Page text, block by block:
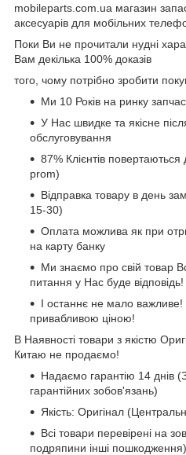
mobileparts.com.ua магазин
аксесуарів для мобільних
Поки Ви не прочитали нудні
Вам декілька 100% доказів
того, чому потрібно зробити
Ми 10 Років на ринку
У Нас швидке та якісне
обслуговування
87% Клієнтів
prom)
Відправка товару в день
15-30)
Оплата можлива як при
на карту банку
Ми знаємо про свій товар
питання у Нас буде відповідь!
І останнє не мало важливе!
привабливою ціною!
В Наявності товари з якістю
Китаю не продаємо!
Надаємо гарантію 14 днів
гарантійних зобов'язань)
Якість: Оригінал
Всі товари перевірені на
подряпини інші пошкодження)